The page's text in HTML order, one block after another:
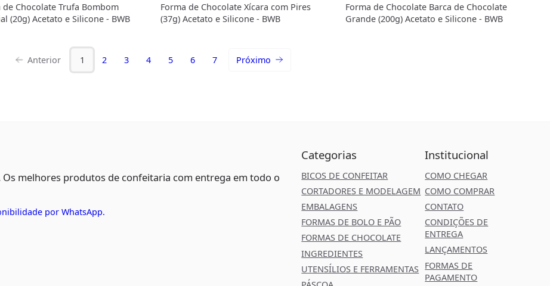
de Chocolate Trufa Bombom
(20g) Acetato e Silicone - BWB
Forma de Chocolate Xícara com Pires
(37g) Acetato e Silicone - BWB
Forma de Chocolate Barca de Chocolate
Grande (200g) Acetato e Silicone - BWB
Anterior 1 2 3 4 5 6 7 Próximo
melhores produtos de confeitaria com entrega em todo o
por WhatsApp.
Categorias
BICOS DE CONFEITAR
CORTADORES E MODELAGEM
EMBALAGENS
FORMAS DE BOLO E PÃO
FORMAS DE CHOCOLATE
INGREDIENTES
UTENSÍLIOS E FERRAMENTAS
Institucional
COMO CHEGAR
COMO COMPRAR
CONTATO
CONDIÇÕES DE
ENTREGA
LANÇAMENTOS
FORMAS DE
PAGAMENTO